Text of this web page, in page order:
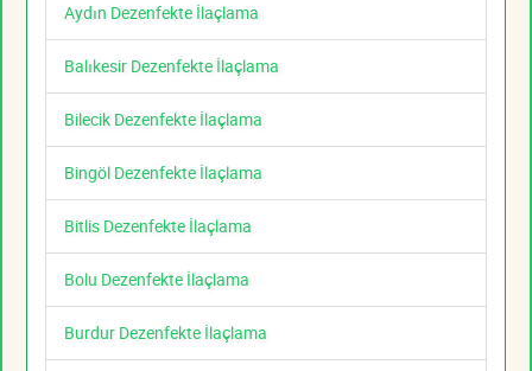
Aydın Dezenfekte İlaçlama
Balıkesir Dezenfekte İlaçlama
Bilecik Dezenfekte İlaçlama
Bingöl Dezenfekte İlaçlama
Bitlis Dezenfekte İlaçlama
Bolu Dezenfekte İlaçlama
Burdur Dezenfekte İlaçlama